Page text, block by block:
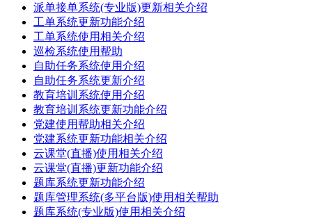
派单接单系统(专业版)更新相关介绍
工单系统更新功能介绍
工单系统使用相关介绍
巡检系统使用帮助
自助任务系统使用介绍
自助任务系统更新介绍
教育培训系统使用介绍
教育培训系统更新功能介绍
党建使用帮助相关介绍
党建系统更新功能相关介绍
云课堂(直播)使用相关介绍
云课堂(直播)更新功能介绍
题库系统更新功能介绍
题库管理系统(多平台版)使用相关帮助
题库系统(专业版)使用相关介绍